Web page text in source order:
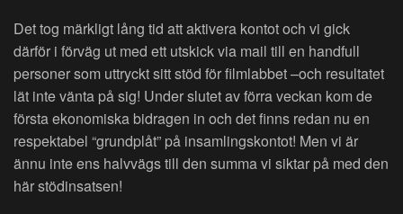
Det tog märkligt lång tid att aktivera kontot och vi gick
därför i förväg ut med ett utskick via mail till en handfull
personer som uttryckt sitt stöd för filmlabbet –och resultatet
lät inte vänta på sig! Under slutet av förra veckan kom de
första ekonomiska bidragen in och det finns redan nu en
respektabel “grundplåt” på insamlingskontot! Men vi är
ännu inte ens halvvägs till den summa vi siktar på med den
här stödinsatsen!